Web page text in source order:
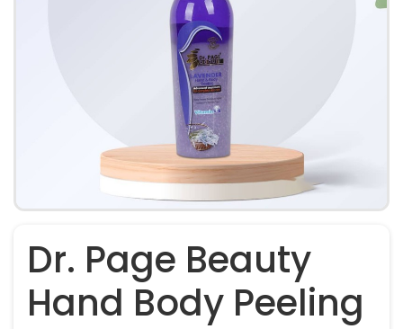
Dr. Page Beauty
Hand Body Peeling